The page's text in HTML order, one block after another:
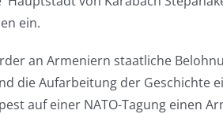
ein.
an Armeniern staatliche
die Aufarbeitung der Geschichte
auf einer NATO-Tagung einen